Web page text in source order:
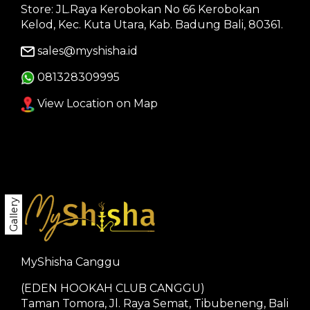
Gallery
Store: JL.Raya Kerobokan No 66 Kerobokan
Kelod, Kec. Kuta Utara, Kab. Badung Bali, 80361.
sales@myshisha.id
081328309995
View Location on Map
MyShisha Canggu
(EDEN HOOKAH CLUB CANGGU)
Taman Tomora, Jl. Raya Semat, Tibubeneng, Bali